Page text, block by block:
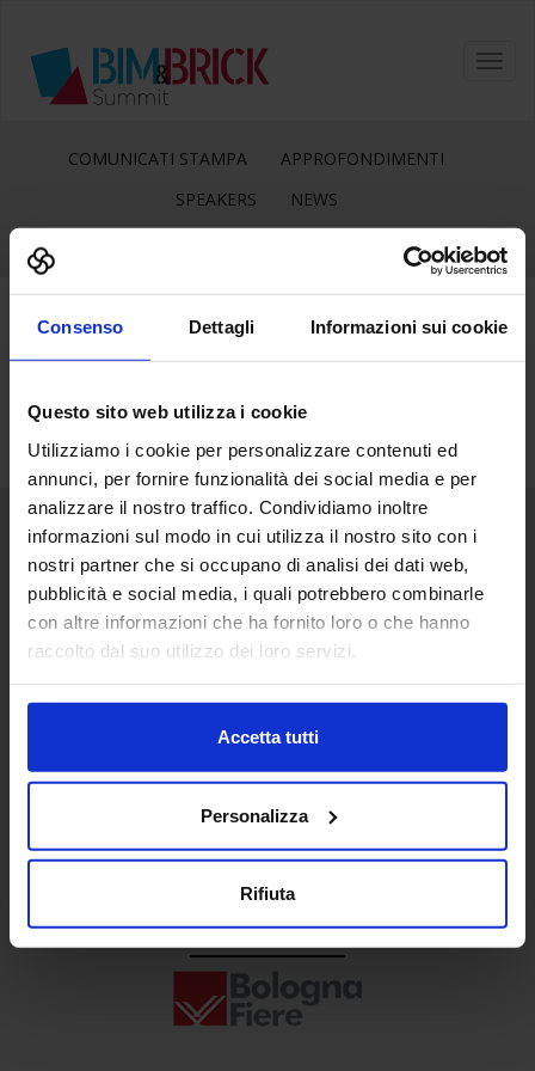
Consenso Dettagli Informazioni sui cookie
Questo sito web utilizza i cookie
Utilizziamo i cookie per personalizzare contenuti ed
annunci, per fornire funzionalità dei social media e per
analizzare il nostro traffico. Condividiamo inoltre
informazioni sul modo in cui utilizza il nostro sito con i
nostri partner che si occupano di analisi dei dati web,
pubblicità e social media, i quali potrebbero combinarle
con altre informazioni che ha fornito loro o che hanno
raccolto dal suo utilizzo dei loro servizi.
Accetta tutti
Personalizza
Rifiuta
COMUNICATI STAMPA
APPROFONDIMENTI
SPEAKERS
NEWS
Senaf srl
+ 39 02.332039460
Progetto e direzione